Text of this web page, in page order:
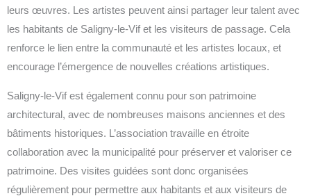
leurs œuvres. Les artistes peuvent ainsi partager leur talent avec
les habitants de Saligny-le-Vif et les visiteurs de passage. Cela
renforce le lien entre la communauté et les artistes locaux, et
encourage l’émergence de nouvelles créations artistiques.
Saligny-le-Vif est également connu pour son patrimoine
architectural, avec de nombreuses maisons anciennes et des
bâtiments historiques. L’association travaille en étroite
collaboration avec la municipalité pour préserver et valoriser ce
patrimoine. Des visites guidées sont donc organisées
régulièrement pour permettre aux habitants et aux visiteurs de